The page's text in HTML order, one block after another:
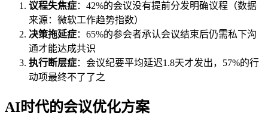
议程失焦症：42%的会议没有提前分发明确议程（数据
来源：微软工作趋势指数）
决策拖延症：65%的参会者承认会议结束后仍需私下沟
通才能达成共识
执行断层症：会议纪要平均延迟1.8天才发出，57%的行
动项最终不了了之
AI时代的会议优化方案